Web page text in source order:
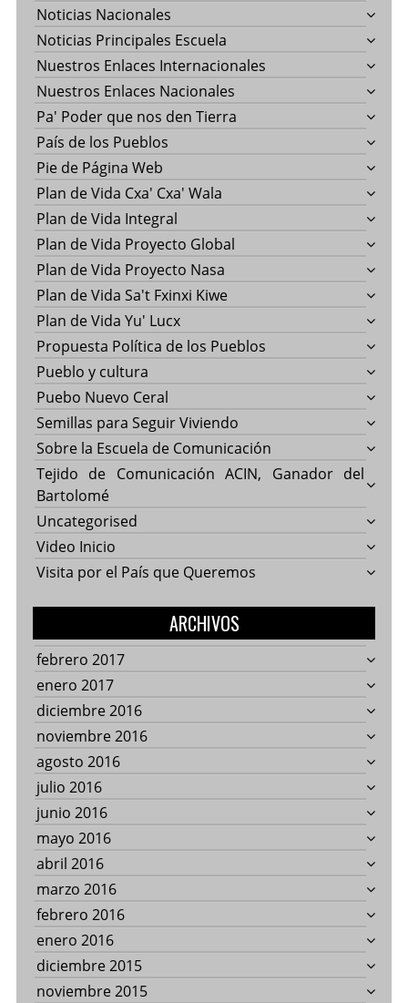
Noticias Nacionales
Noticias Principales Escuela
Nuestros Enlaces Internacionales
Nuestros Enlaces Nacionales
Pa' Poder que nos den Tierra
País de los Pueblos
Pie de Página Web
Plan de Vida Cxa' Cxa' Wala
Plan de Vida Integral
Plan de Vida Proyecto Global
Plan de Vida Proyecto Nasa
Plan de Vida Sa't Fxinxi Kiwe
Plan de Vida Yu' Lucx
Propuesta Política de los Pueblos
Pueblo y cultura
Puebo Nuevo Ceral
Semillas para Seguir Viviendo
Sobre la Escuela de Comunicación
Tejido de Comunicación ACIN, Ganador del
Bartolomé
Uncategorised
Video Inicio
Visita por el País que Queremos
ARCHIVOS
febrero 2017
enero 2017
diciembre 2016
noviembre 2016
agosto 2016
julio 2016
junio 2016
mayo 2016
abril 2016
marzo 2016
febrero 2016
enero 2016
diciembre 2015
noviembre 2015